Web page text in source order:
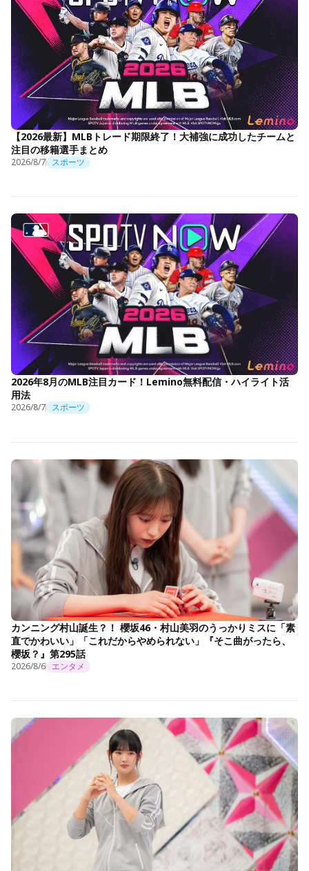
【2026最新】MLBトレード期限終了！大補強に成功したチームと
注目の移籍選手まとめ
2026/8/7 スポーツ
2026年8月のMLB注目カード！Lemino無料配信・ハイライト活
用法
2026/8/7 スポーツ
カンニング村山誕生？！ 櫻坂46・村山美羽のうっかりミスに「素
直でかわいい」「これだからやめられない」『そこ曲がったら、
櫻坂？』第295話
2026/8/6 エンタメ